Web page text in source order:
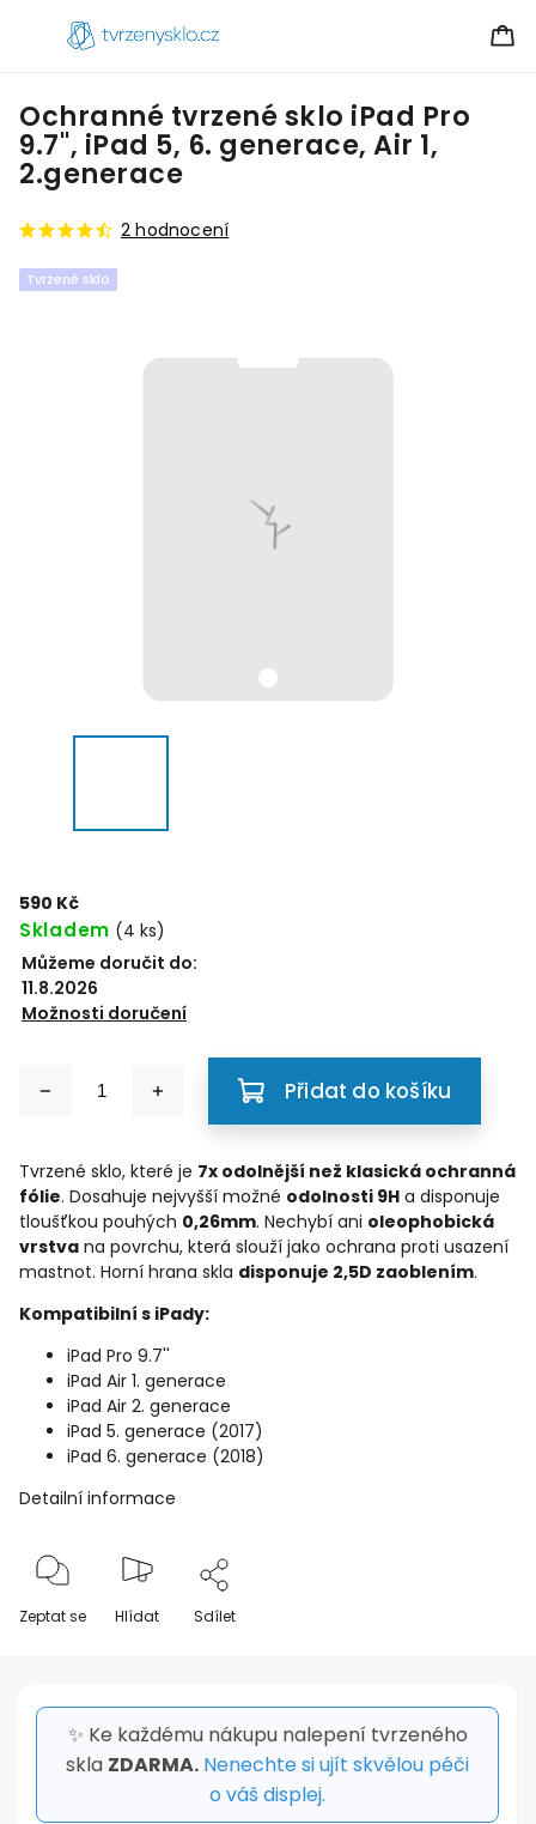
Ochranné tvrzené sklo iPad Pro
9.7'', iPad 5, 6. generace, Air 1,
2.generace
Tvrzené sklo
2 hodnocení
590 Kč
Skladem (4 ks)
Můžeme doručit do:
11.8.2026
Možnosti doručení
Přidat do košíku
Tvrzené sklo, které je 7x odolnější než klasická ochranná
fólie. Dosahuje nejvyšší možné odolnosti 9H a disponuje
tloušťkou pouhých 0,26mm. Nechybí ani oleophobická
vrstva na povrchu, která slouží jako ochrana proti usazení
mastnot. Horní hrana skla disponuje 2,5D zaoblením.
Kompatibilní s iPady:
iPad Pro 9.7''
iPad Air 1. generace
iPad Air 2. generace
iPad 5. generace (2017)
iPad 6. generace (2018)
Detailní informace
Zeptat se Hlídat Sdílet
✨ Ke každému nákupu nalepení tvrzeného
skla ZDARMA. Nenechte si ujít skvělou péči
o váš displej.